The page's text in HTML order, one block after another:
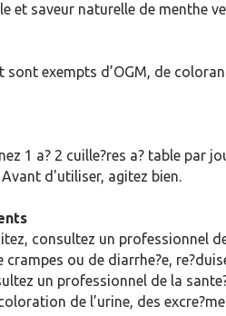
et saveur naturelle de menthe
exempts d’OGM, de
1 a? 2 cuille?res a? table par
d'utiliser, agitez bien.
consultez un professionnel
ou de diarrhe?e,
un professionnel de la
de l’urine, des